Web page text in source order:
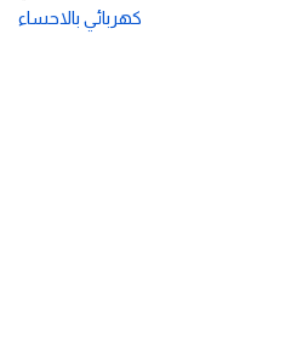
كهربائي بالاحساء